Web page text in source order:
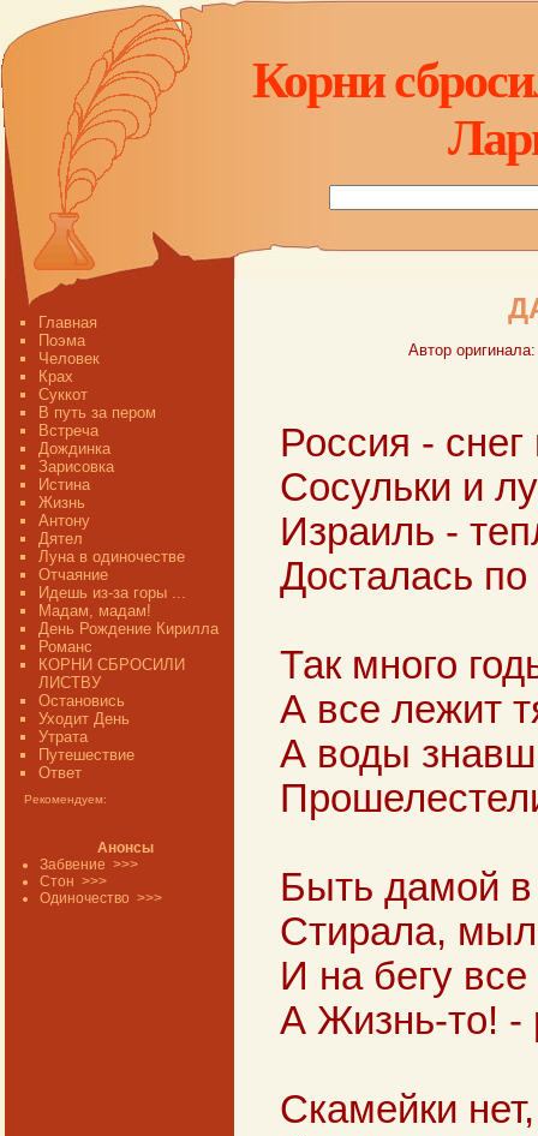
Корни
Главная
Поэма
Человек
Крах
Суккот
В путь за пером
Встреча
Дождинка
Зарисовка
Истина
Жизнь
Антону
Дятел
Луна в одиночестве
Отчаяние
Идешь из-за горы ...
Мадам, мадам!
День Рождение Кирилла
Романс
КОРНИ СБРОСИЛИ
ЛИСТВУ
Остановись
Уходит День
Утрата
Путешествие
Ответ
Рекомендуем:
Анонсы
Забвение >>>
Стон >>>
Одиночество >>>
Автор оригинала:
Россия - снег
Сосульки и
Израиль -
Досталась
Так много
А все лежит
А воды
Быть дамой
Стирала,
И на бегу
А Жизнь-то! -
Скамейки